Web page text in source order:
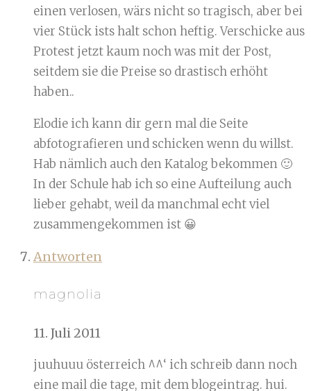
einen verlosen, wärs nicht so tragisch, aber bei
vier Stück ists halt schon heftig. Verschicke aus
Protest jetzt kaum noch was mit der Post,
seitdem sie die Preise so drastisch erhöht
haben..
Elodie ich kann dir gern mal die Seite
abfotografieren und schicken wenn du willst.
Hab nämlich auch den Katalog bekommen 🙂
In der Schule hab ich so eine Aufteilung auch
lieber gehabt, weil da manchmal echt viel
zusammengekommen ist 😀
Antworten
magnolia
11. Juli 2011
juuhuuu österreich ^^‘ ich schreib dann noch
eine mail die tage, mit dem blogeintrag. hui.